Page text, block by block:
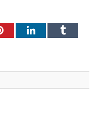
PinterestLinkedInTumblr